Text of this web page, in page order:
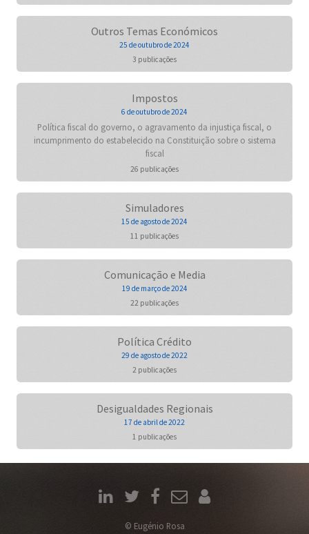
Outros Temas Económicos
25 de outubro de 2024
3 publicações
Impostos
6 de outubro de 2024
Política fiscal do governo, o agravamento da injustiça fiscal, o
incumprimento do estabelecido na Constituição sobre o sistema
fiscal
26 publicações
Simuladores
15 de agosto de 2024
11 publicações
Comunicação e Media
19 de março de 2024
22 publicações
Política Crédito
29 de agosto de 2022
2 publicações
Desigualdades Regionais
17 de abril de 2022
1 publicações
© Eugénio Rosa